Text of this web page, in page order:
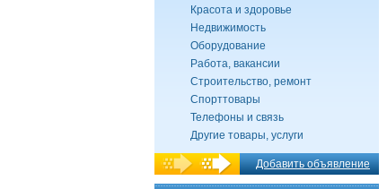
Красота и здоровье
Недвижимость
Оборудование
Работа, вакансии
Строительство, ремонт
Спорттовары
Телефоны и связь
Другие товары, услуги
Добавить объявление